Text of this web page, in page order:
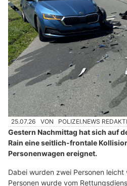
25.07.26 VON POLIZEI.NEWS
Gestern Nachmittag hat sich auf
Rain eine seitlich-frontale
Personenwagen ereignet.
Dabei wurden zwei Personen
Personen wurde vom